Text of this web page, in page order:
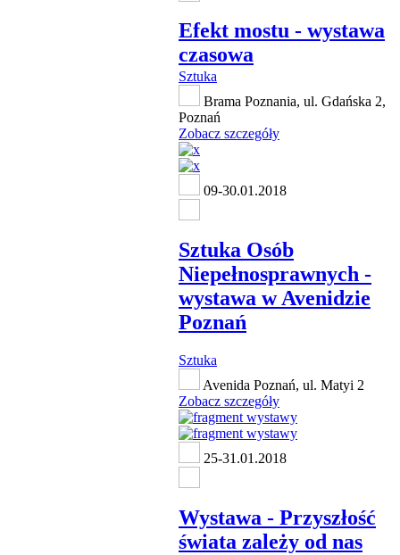
Efekt mostu - wystawa
czasowa
Sztuka
Brama Poznania, ul. Gdańska 2,
Poznań
Zobacz szczegóły
09-30.01.2018
Sztuka Osób
Niepełnosprawnych -
wystawa w Avenidzie
Poznań
Sztuka
Avenida Poznań, ul. Matyi 2
Zobacz szczegóły
25-31.01.2018
Wystawa - Przyszłość
świata zależy od nas